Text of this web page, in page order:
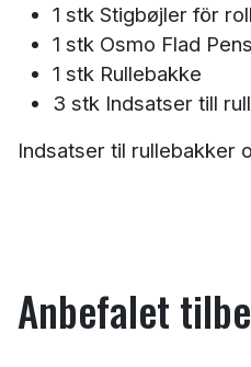
1 stk Stigbøjler för
1 stk Osmo Flad
1 stk Rullebakke
3 stk Indsatser till
Indsatser til rullebakker
Anbefalet